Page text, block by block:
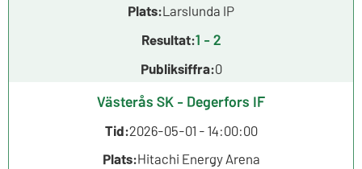
Plats:Larslunda IP
Resultat:1 - 2
Publiksiffra:0
Västerås SK - Degerfors IF
Tid:2026-05-01 - 14:00:00
Plats:Hitachi Energy Arena